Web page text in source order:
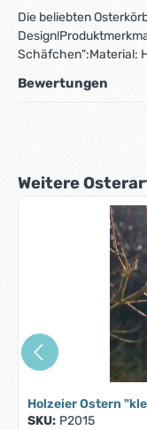
Die beliebten
Schäfchen":Material:
Bewertungen
Produktgalerie
Weitere
Holzeier Ostern
SKU: P2015